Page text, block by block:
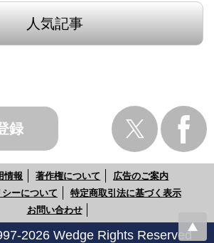
人気記事
録
情報 著作権について
広告のご案内
ーについて
特定商取引法に基づく表示
お問い合わせ
2026 Wedge Rights Reserved